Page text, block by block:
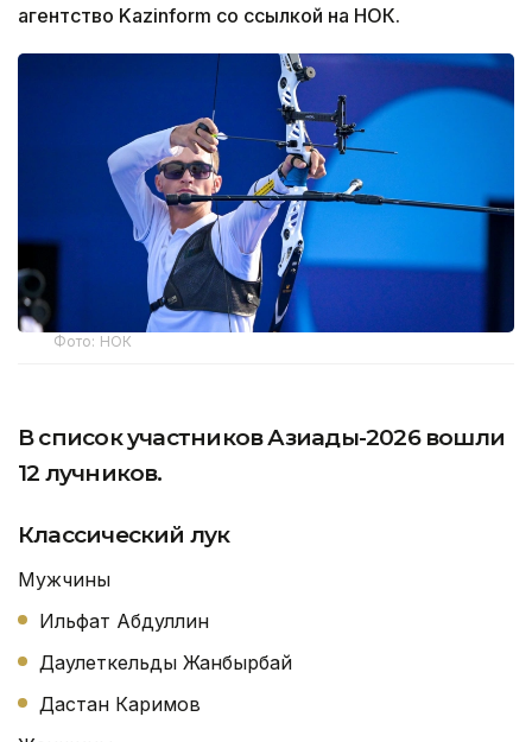
агентство Kazinform со ссылкой на НОК.
Фото: НОК
В список участников Азиады-2026 вошли
12 лучников.
Классический лук
Мужчины
Ильфат Абдуллин
Даулеткельды Жанбырбай
Дастан Каримов